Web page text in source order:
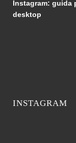
INSTAGRAM